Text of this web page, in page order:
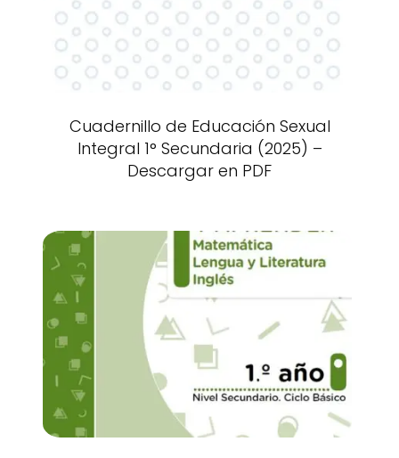
Cuadernillo de Educación Sexual
Integral 1° Secundaria (2025) –
Descargar en PDF